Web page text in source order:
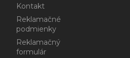
Kontakt
Reklamačné
podmienky
Reklamačný
formulár